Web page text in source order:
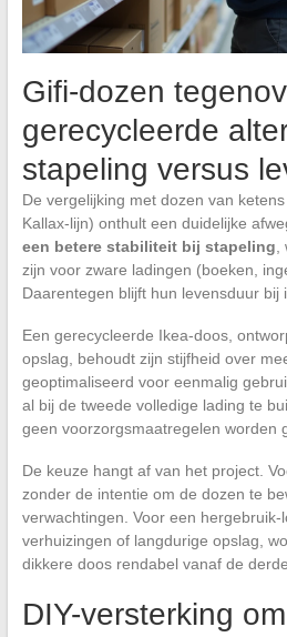
Gifi-dozen
gerecycleerde
stapeling versus
De vergelijking met dozen van
Kallax-lijn) onthult een duidelijke
een betere stabiliteit bij stapeling
zijn voor zware ladingen (boeken,
Daarentegen blijft hun levensduur bij
Een gerecycleerde Ikea-doos,
opslag, behoudt zijn stijfheid over
geoptimaliseerd voor eenmalig
al bij de tweede volledige lading te
geen voorzorgsmaatregelen worden
De keuze hangt af van het project.
zonder de intentie om de dozen te
verwachtingen. Voor een
verhuizingen of langdurige opslag,
dikkere doos rendabel vanaf de
DIY-versterking